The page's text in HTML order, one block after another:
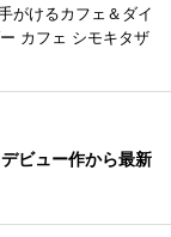
がけるカフェ＆ダイ
カフェ シモキタザ
ビュー作から最新